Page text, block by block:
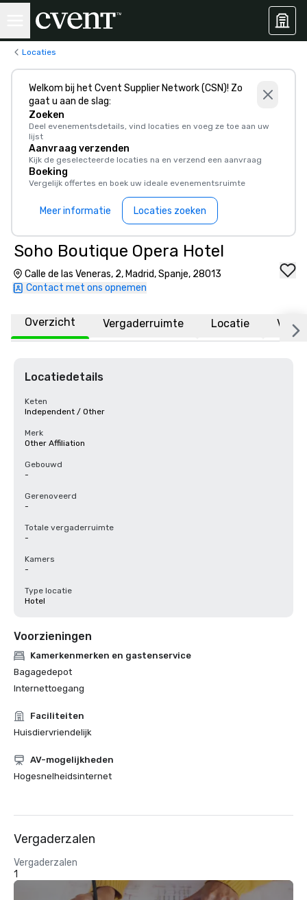
Locaties
Welkom bij het Cvent Supplier Network (CSN)! Zo
gaat u aan de slag:
Zoeken
Deel evenementsdetails, vind locaties en voeg ze toe aan uw
lijst
Aanvraag verzenden
Kijk de geselecteerde locaties na en verzend een aanvraag
Boeking
Vergelijk offertes en boek uw ideale evenementsruimte
Meer informatie Locaties zoeken
Soho Boutique Opera Hotel
Calle de las Veneras, 2, Madrid, Spanje, 28013
Contact met ons opnemen
Overzicht Vergaderruimte Locatie
Locatiedetails
Keten
Independent / Other
Merk
Other Affiliation
Gebouwd
-
Gerenoveerd
-
Totale vergaderruimte
-
Kamers
-
Type locatie
Hotel
Voorzieningen
Kamerkenmerken en gastenservice
Bagagedepot
Internettoegang
Faciliteiten
Huisdiervriendelijk
AV-mogelijkheden
Hogesnelheidsinternet
Vergaderzalen
Vergaderzalen
1